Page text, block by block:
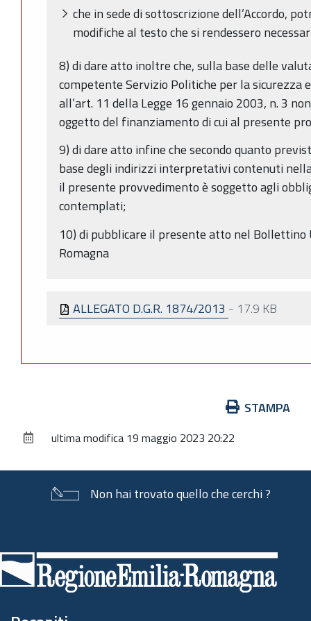
che in sede di sottoscrizione dell’Accordo,
modifiche al testo che si rendessero
8) di dare atto inoltre che, sulla base delle
competente Servizio Politiche per la sicurezza
all’art. 11 della Legge 16 gennaio 2003, n. 3
oggetto del finanziamento di cui al presente
9) di dare atto infine che secondo quanto
base degli indirizzi interpretativi contenuti
il presente provvedimento è soggetto agli
contemplati;
10) di pubblicare il presente atto nel
Romagna
ALLEGATO D.G.R. 1874/2013 - 17.9 KB
documento
STAMPA
ultima modifica 19 maggio 2023 20:22
Non hai trovato quello che cerchi ?
di
pagina